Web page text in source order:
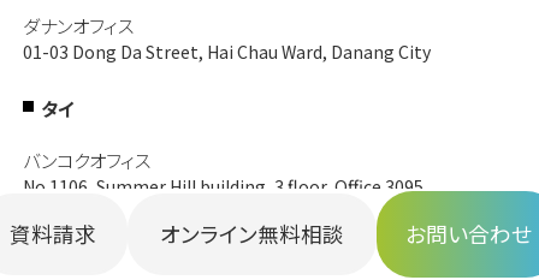
ダナンオフィス
01-03 Dong Da Street, Hai Chau Ward, Danang City
タイ
バンコクオフィス
No.1106, Summer Hill building, 3 floor, Office 3095,
Prakhanong Sub-district, Klongtoey District, Bangkok,
資料請求 オンライン無料相談 お問い合わせ